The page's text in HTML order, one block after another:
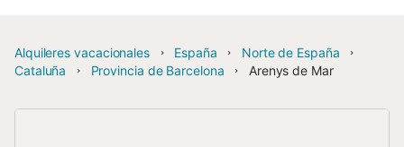
Alquileres vacacionales España
Norte de España
Cataluña
Provincia de Barcelona Arenys de Mar